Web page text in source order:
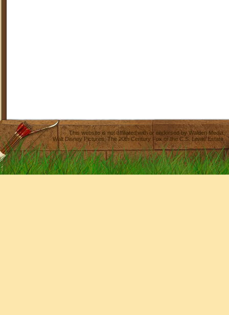
This website is not affiliated with or endorsed byWalden Media
Walt Disney Pictures,The 20th Century Fox or the C.S. Lewis Estate.